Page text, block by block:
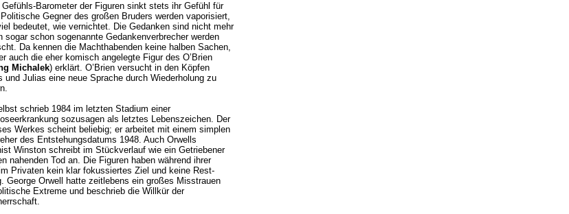
Barometer der Figuren sinkt stets ihr Gefühl für
Gegner des großen Bruders werden vaporisiert,
bedeutet, wie vernichtet. Die Gedanken sind nicht mehr
sogar schon sogenannte Gedankenverbrecher werden
Da kennen die Machthabenden keine halben Sachen,
auch die eher komisch angelegte Figur des O’Brien
Michalek) erklärt. O’Brien versucht in den Köpfen
und Julias eine neue Sprache durch Wiederholung zu
schrieb 1984 im letzten Stadium einer
sozusagen als letztes Lebenszeichen. Der
Werkes scheint beliebig; er arbeitet mit einem simplen
des Entstehungsdatums 1948. Auch Orwells
Winston schreibt im Stückverlauf wie ein Getriebener
nahenden Tod an. Die Figuren haben während ihrer
Privaten kein klar fokussiertes Ziel und keine Rest-
George Orwell hatte zeitlebens ein großes Misstrauen
Extreme und beschrieb die Willkür der